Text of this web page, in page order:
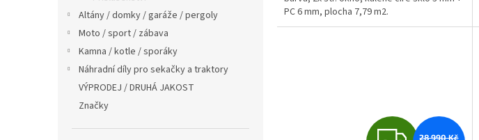
Altány / domky / garáže / pergoly
Moto / sport / zábava
Kamna / kotle / sporáky
Náhradní díly pro sekačky a traktory
VÝPRODEJ / DRUHÁ JAKOST
Značky
PC 6 mm, plocha 7,79 m2.
28 990 Kč